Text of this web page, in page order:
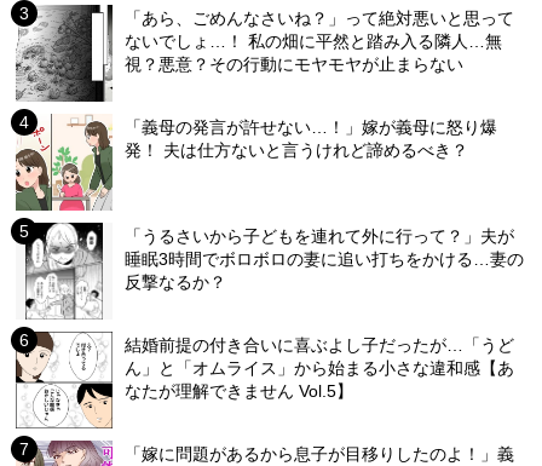
「あら、ごめんなさいね？」って絶対悪いと思って
ないでしょ…！ 私の畑に平然と踏み入る隣人…無
視？悪意？その行動にモヤモヤが止まらない
「義母の発言が許せない…！」嫁が義母に怒り爆
発！ 夫は仕方ないと言うけれど諦めるべき？
「うるさいから子どもを連れて外に行って？」夫が
睡眠3時間でボロボロの妻に追い打ちをかける…妻の
反撃なるか？
結婚前提の付き合いに喜ぶよし子だったが…「うど
ん」と「オムライス」から始まる小さな違和感【あ
なたが理解できません Vol.5】
「嫁に問題があるから息子が目移りしたのよ！」義